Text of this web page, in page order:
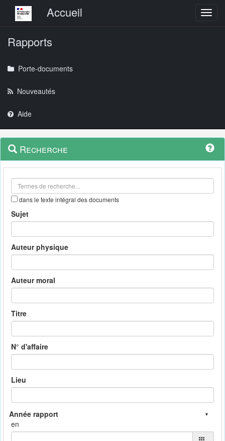
Menu principalAccueil
Rapports
Porte-documents
Nouveautés
Aide
Navigation
outils
Menu
contextuel
Recherche
dans le texte intégral des documents
Sujet
Auteur physique
Auteur moral
Titre
N° d'affaire
Lieu
en